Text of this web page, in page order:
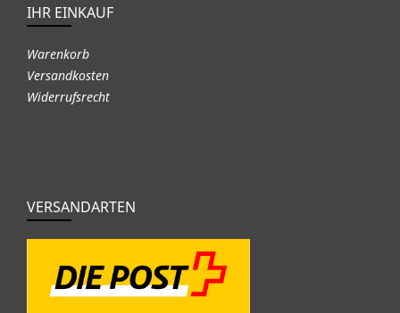
IHR EINKAUF
Warenkorb
Versandkosten
Widerrufsrecht
VERSANDARTEN